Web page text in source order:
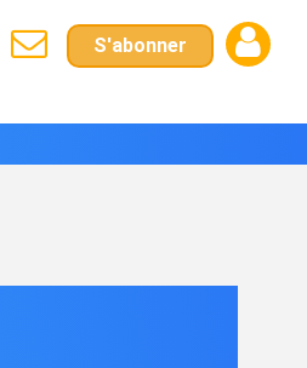
S'abonner